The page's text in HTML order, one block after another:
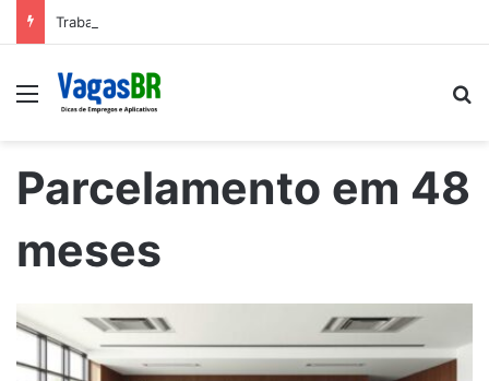
Trabalhe conosco: Vagas abertas na Petrobras
Menu
Parcelamento em 48
meses